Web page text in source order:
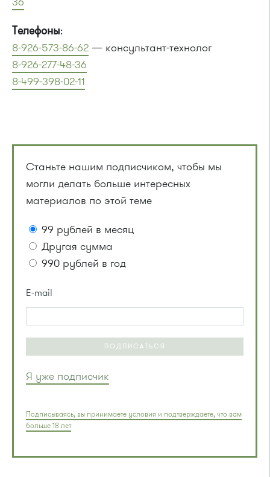
Телефоны:
8-926-573-86-62 — консультант-технолог
8-926-277-48-36
8-499-398-02-11
Станьте нашим подписчиком, чтобы мы
могли делать больше интересных
материалов по этой теме
99 рублей в месяц
Другая сумма
990 рублей в год
E-mail
ПОДПИСАТЬСЯ
Я уже подписчик
Подписываясь, вы принимаете условия и подтверждаете, что вам
больше 18 лет